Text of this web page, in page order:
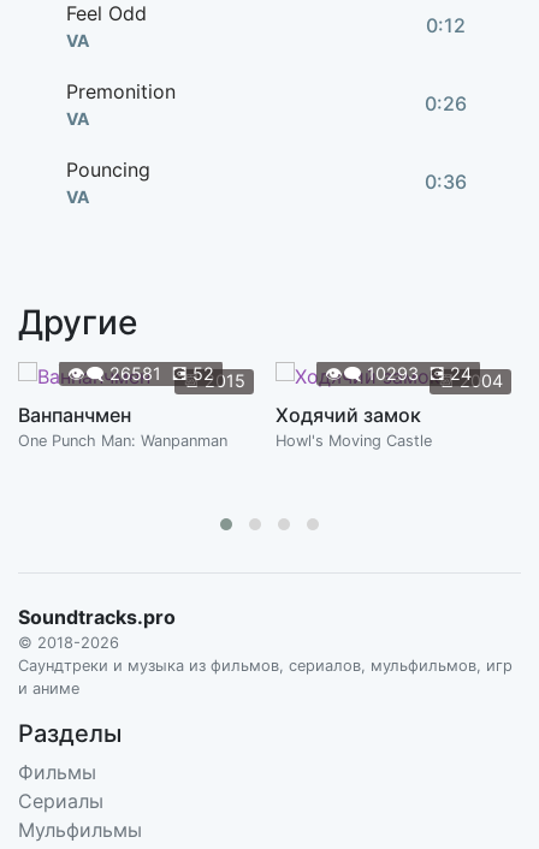
Feel Odd
VA
0:12
Premonition
VA
0:26
Pouncing
VA
0:36
Time For Two
VA
Charm
VA
VA
Resolution
VA
Другие
📆2015
👁️‍🗨️26581 💽52
Ванпанчмен
One Punch Man: Wanpanman
📆2004
👁️‍🗨️10293 💽24
Ходячий замок
Howl's Moving Castle
Soundtracks.pro
© 2018-2026
Саундтреки и музыка из фильмов, сериалов, мульфильмов, игр
и аниме
Разделы
Фильмы
Сериалы
Мульфильмы